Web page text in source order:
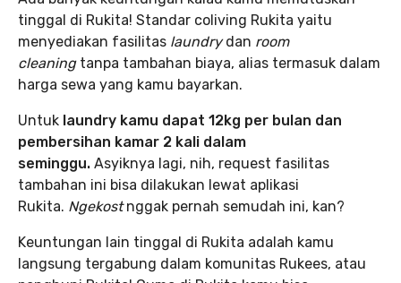
tinggal di Rukita! Standar coliving Rukita yaitu
menyediakan fasilitas laundrydan room
cleaningtanpa tambahan biaya, alias termasuk dalam
harga sewa yang kamu bayarkan.
Untuk laundry kamu dapat 12kg per bulan dan
pembersihan kamar 2 kali dalam
seminggu. Asyiknya lagi, nih, request fasilitas
tambahan ini bisa dilakukan lewat aplikasi
Rukita. Ngekostnggak pernah semudah ini, kan?
Keuntungan lain tinggal di Rukita adalah kamu
langsung tergabung dalam komunitas Rukees, atau